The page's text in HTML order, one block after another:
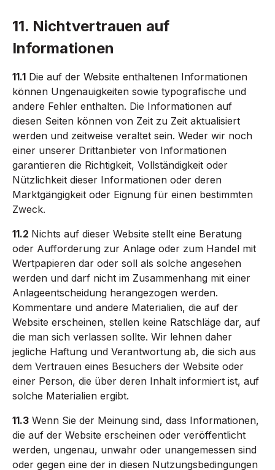
11. Nichtvertrauen auf
Informationen
11.1 Die auf der Website enthaltenen Informationen
können Ungenauigkeiten sowie typografische und
andere Fehler enthalten. Die Informationen auf
diesen Seiten können von Zeit zu Zeit aktualisiert
werden und zeitweise veraltet sein. Weder wir noch
einer unserer Drittanbieter von Informationen
garantieren die Richtigkeit, Vollständigkeit oder
Nützlichkeit dieser Informationen oder deren
Marktgängigkeit oder Eignung für einen bestimmten
Zweck.
11.2 Nichts auf dieser Website stellt eine Beratung
oder Aufforderung zur Anlage oder zum Handel mit
Wertpapieren dar oder soll als solche angesehen
werden und darf nicht im Zusammenhang mit einer
Anlageentscheidung herangezogen werden.
Kommentare und andere Materialien, die auf der
Website erscheinen, stellen keine Ratschläge dar, auf
die man sich verlassen sollte. Wir lehnen daher
jegliche Haftung und Verantwortung ab, die sich aus
dem Vertrauen eines Besuchers der Website oder
einer Person, die über deren Inhalt informiert ist, auf
solche Materialien ergibt.
11.3 Wenn Sie der Meinung sind, dass Informationen,
die auf der Website erscheinen oder veröffentlicht
werden, ungenau, unwahr oder unangemessen sind
oder gegen eine der in diesen Nutzungsbedingungen